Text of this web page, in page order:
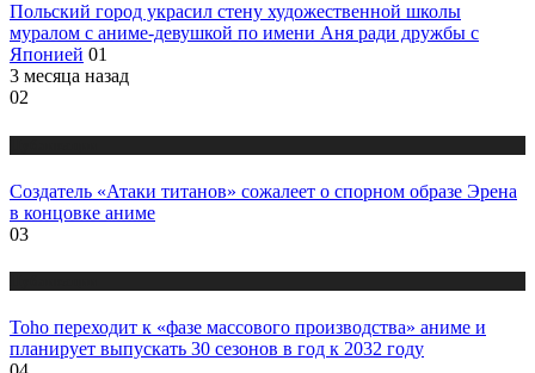
Польский город украсил стену художественной школы
муралом с аниме-девушкой по имени Аня ради дружбы с
Японией 01
3 месяца назад
02
Создатель «Атаки титанов» сожалеет о спорном образе Эрена
в концовке аниме
03
Toho переходит к «фазе массового производства» аниме и
планирует выпускать 30 сезонов в год к 2032 году